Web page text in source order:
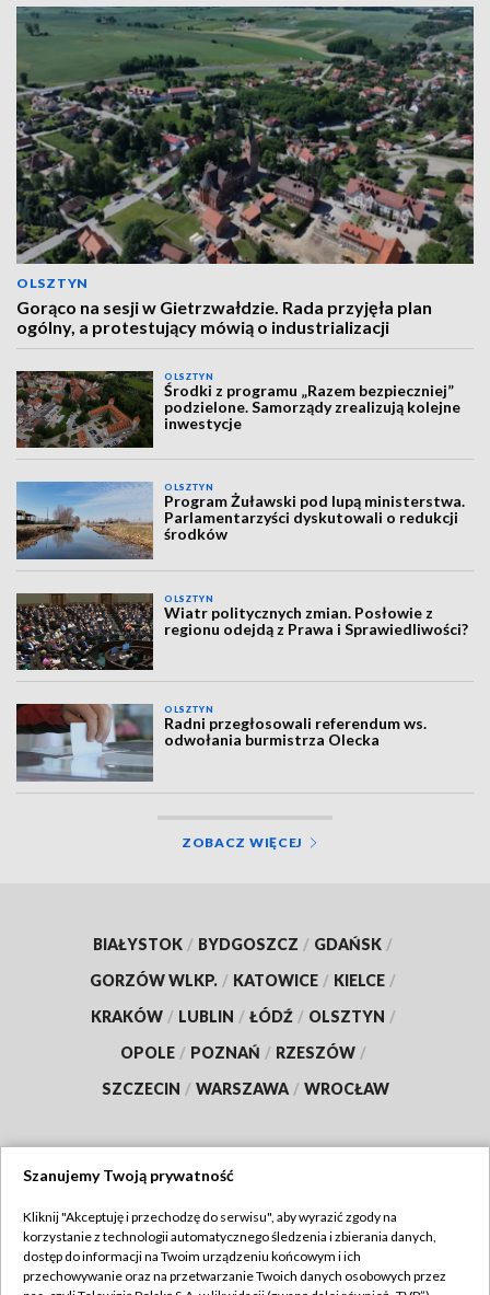
OLSZTYN
Gorąco na sesji w Gietrzwałdzie. Rada przyjęła plan
ogólny, a protestujący mówią o industrializacji
OLSZTYN
Środki z programu „Razem bezpieczniej”
podzielone. Samorządy zrealizują kolejne
inwestycje
OLSZTYN
Program Żuławski pod lupą ministerstwa.
Parlamentarzyści dyskutowali o redukcji
środków
OLSZTYN
Wiatr politycznych zmian. Posłowie z
regionu odejdą z Prawa i Sprawiedliwości?
OLSZTYN
Radni przegłosowali referendum ws.
odwołania burmistrza Olecka
ZOBACZ WIĘCEJ
BIAŁYSTOK / BYDGOSZCZ / GDAŃSK /
GORZÓW WLKP. / KATOWICE / KIELCE /
KRAKÓW / LUBLIN / ŁÓDŹ / OLSZTYN /
OPOLE / POZNAŃ / RZESZÓW /
SZCZECIN / WARSZAWA / WROCŁAW
TVP
Abonament TVP
Regulamin TVP
Szanujemy Twoją prywatność
Kliknij "Akceptuję i przechodzę do serwisu", aby wyrazić zgody na
korzystanie z technologii automatycznego śledzenia i zbierania danych,
dostęp do informacji na Twoim urządzeniu końcowym i ich
przechowywanie oraz na przetwarzanie Twoich danych osobowych przez